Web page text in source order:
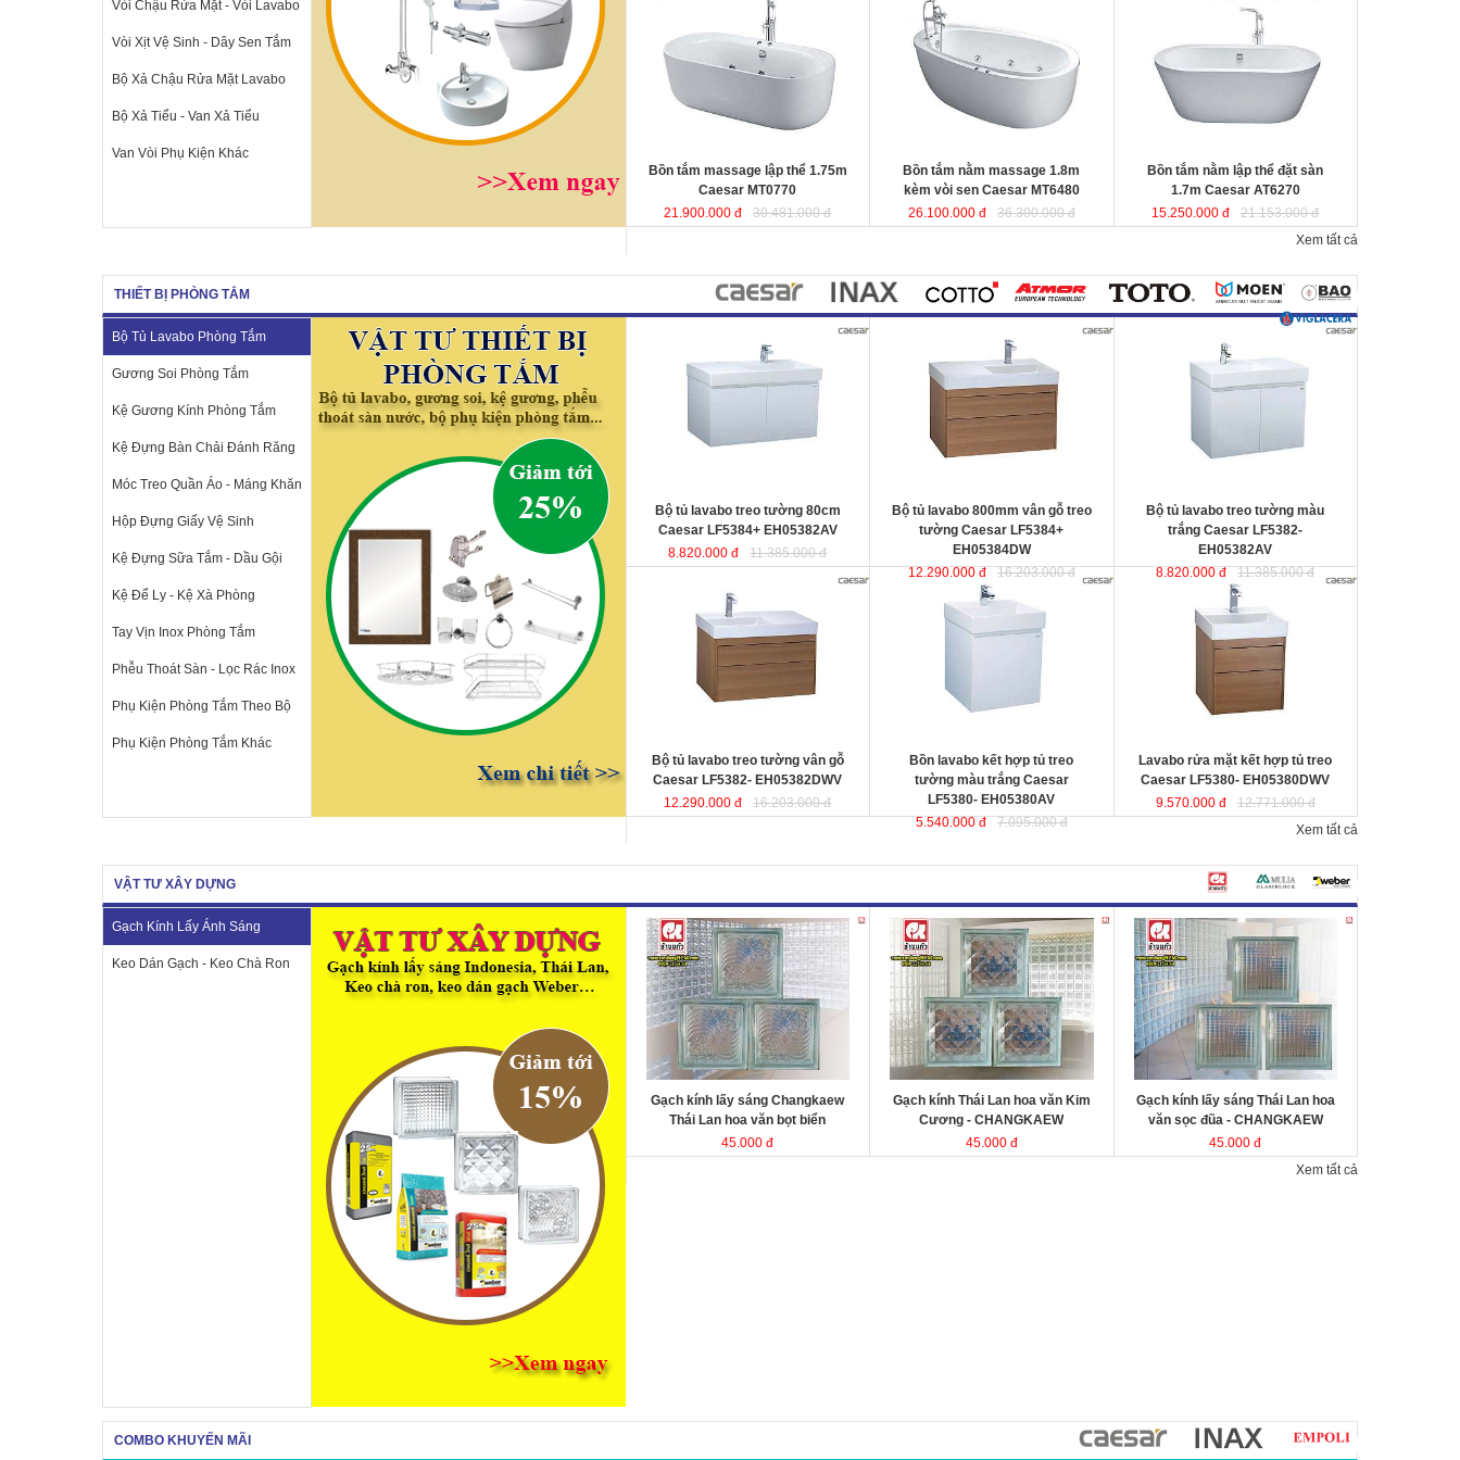
Vòi Chậu Rửa Mặt - Vòi Lavabo
Vòi Xịt Vệ Sinh - Dây Sen Tắm
Bộ Xả Chậu Rửa Mặt Lavabo
Bộ Xả Tiểu - Van Xả Tiểu
Van Vòi Phụ Kiện Khác
được sản xuất từ
sợi nhựa tổng hợp Acrylic có độ bền
cao, không bị ngả màu, chịu được
mọi nguồn nước, khó bể vỡ. Bề mặt
láng mịn dễ dàng vệ sinh.
Kích thước: 175x80x60 cm.
Bồn tắm massage lập thể 1.75m
Caesar MT0770
21.900.000 đ
30.481.000 đ
vòi sen Caesar MT6480
xuất từ sợi nhựa tổng hợp Acrylic
có độ bền cao, không bị ngả màu,
chịu được mọi nguồn nước, khó bể
vỡ. Bề mặt b
láng mịn dễ dàng vệ
c: 180x95x65 cm.
Bồn tắm nằm massage 1.8m
kèm vòi sen Caesar MT6480
26.100.000 đ
36.300.000 đ
được sản xuất từ sợi
nhựa tổng hợp Acrylic có độ bền cao,
không bị ngả màu, chịu được mọi
nguồn nước, khó bể vỡ. Bề mặt
láng mịn dễ dàng vệ sinh.
Kích thước
: 170x87x60 cm
Bồn tắm nằm lập thể đặt sàn
1.7m Caesar AT6270
15.250.000 đ
21.153.000 đ
Xem tất cả
THIẾT BỊ PHÒNG TẮM
Bộ Tủ Lavabo Phòng Tắm
Gương Soi Phòng Tắm
Kệ Gương Kính Phòng Tắm
Kệ Đựng Bàn Chải Đánh Răng
Móc Treo Quần Áo - Máng Khăn
Hộp Đựng Giấy Vệ Sinh
Kệ Đựng Sữa Tắm - Dầu Gội
Kệ Để Ly - Kệ Xà Phòng
Tay Vịn Inox Phòng Tắm
Phễu Thoát Sàn - Lọc Rác Inox
Phụ Kiện Phòng Tắm Theo Bộ
Phụ Kiện Phòng Tắm Khác
Caesar LF5384+ EH05382AV
thiết kế đầy cảm hứng và sáng tạo
theo phong cách tối giản hiện đại.
không gian phòng tắm.
Bộ tủ lavabo treo tường 80cm
Caesar LF5384+ EH05382AV
8.820.000 đ
11.385.000 đ
Bộ tủ lavabo 800mm vân gỗ treo
tường Caesar LF5384+
EH05384DW
được thiết kế đầy cảm
hứng và sáng tạo theo phong cách
tối giản hiện đại. Thể hiện chất lượng
thẩm mỹ của không gian phòng tắm.
KT lavabo: 500x800x100 mm.
Bộ tủ lavabo 800mm vân gỗ treo
tường Caesar LF5384+
EH05384DW
12.290.000 đ
16.203.000 đ
Bộ tủ lavabo treo tường màu trắng
Caesar LF5382- EH05382AV
thiết kế đầy cảm hứng và sáng tạo
theo phong cách tối giản hiện đại.
: 500x800x100 mm.
Bộ tủ lavabo treo tường màu
trắng Caesar LF5382-
EH05382AV
8.820.000 đ
11.385.000 đ
Caesar LF5382-
EH05382DWV đ
ược thiết kế đầy cảm
hứng và sáng tạo theo phong cách
tối giản hiện đại. Thể hiện chất lượng
thẩm mỹ của không gian phòng tắm.
: 500x800x100 mm.
Bộ tủ lavabo treo tường vân gỗ
Caesar LF5382- EH05382DWV
12.290.000 đ
16.203.000 đ
Bồn lavabo kết hợp tủ treo tường
màu trắng Caesar LF5380-
EH05380AV
ược thiết kế đầy cảm
: 500x500x100 mm.
Bồn lavabo kết hợp tủ treo
tường màu trắng Caesar
LF5380- EH05380AV
5.540.000 đ
7.095.000 đ
Lavabo rửa mặt kết hợp tủ treo
Caesar LF5380- EH05380DWV
ược thiết kế đầy cảm hứng và sáng
tạo theo phong cách tối giản hiện
đại. Thể hiện chất lượng thẩm mỹ
của không gian phòng tắm.
: 500x500x100 mm.
Lavabo rửa mặt kết hợp tủ treo
Caesar LF5380- EH05380DWV
9.570.000 đ
12.771.000 đ
Xem tất cả
VẬT TƯ XÂY DỰNG
Gạch Kính Lấy Ánh Sáng
Keo Dán Gạch - Keo Chà Ron
Gạch kính lấy sáng Changkaew
gạch
kính Thái Lan
Kích thước
Đóng gói
Gạch kính lấy sáng Changkaew
Thái Lan hoa văn bọt biển
45.000 đ
Gạch kính lấy sángChangkaew
gạch
kính Thái Lan
Kích thước
Đóng gói
Gạch kính Thái Lan hoa văn Kim
Cương - CHANGKAEW
45.000 đ
Gạch kính lấy sáng Changkaew
gạch
kính Thái Lan
Kích thước
Đóng gói
Gạch kính lấy sáng Thái Lan hoa
văn sọc đũa - CHANGKAEW
45.000 đ
Xem tất cả
COMBO KHUYẾN MÃI